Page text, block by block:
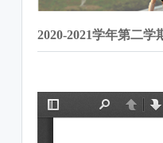
2020-2021学年第二学